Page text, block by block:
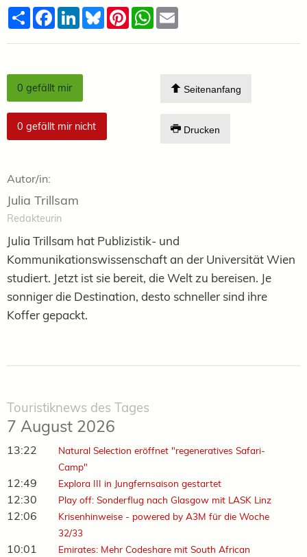
TeilenFacebook
LinkedInBlueskyPinterestWhatsApp
0 gefällt mir
0 gefällt mir nicht
Seitenanfang
Drucken
Autor/in:
Julia Trillsam
Redakteurin
Julia Trillsam hat Publizistik- und
Kommunikationswissenschaft an der Universität Wien
studiert. Jetzt ist sie bereit, die Welt zu bereisen. Je
sonniger die Destination, desto schneller sind ihre
Koffer gepackt.
Touristiknews des Tages
7 August 2026
13:22
Natural Selection eröffnet "regeneratives Safari-
Camp"
12:49 Explora III in Jungfernsaison gestartet
12:30 Play off: Sonderflug nach Glasgow mit LASK Linz
12:06
Krisenhinweise - powered by A3M für die Woche
32/33
10:01
Emirates: Mehr Codeshare mit South African